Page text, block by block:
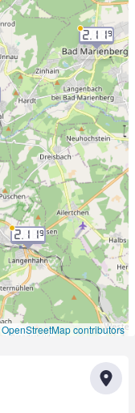
2.119
2.119
OpenStreetMap contributors